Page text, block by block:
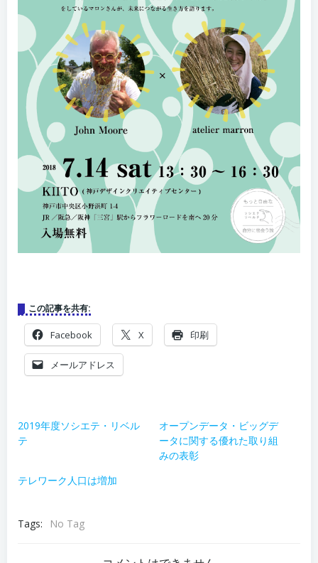
この記事を共有:
Facebook X 印刷
メールアドレス
2019年度ソシエテ・リベル
テ
オープンデータ・ビッグデ
ータに関する優れた取り組
みの表彰
テレワーク人口は増加
Tags: No Tag